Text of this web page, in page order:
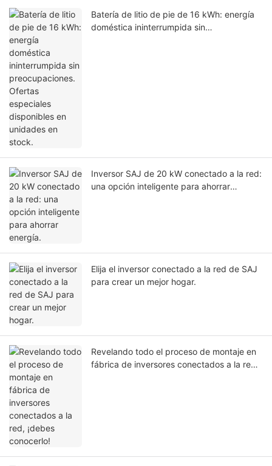
Batería de litio de pie de 16 kWh: energía
doméstica ininterrumpida sin
Inversor SAJ de 20 kW conectado a la red:
una opción inteligente para ahorrar
Elija el inversor conectado a la red de SAJ
para crear un mejor hogar.
Revelando todo el proceso de montaje en
fábrica de inversores conectados a la red,